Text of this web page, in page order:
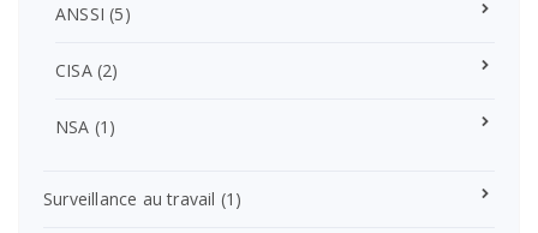
ANSSI (5)
CISA(2)
NSA (1)
Surveillance au travail (1)